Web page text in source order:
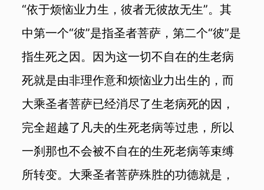
“依于烦恼业力生，彼者无彼故无生”。其
中第一个“彼”是指圣者菩萨，第二个“彼”是
指生死之因。因为这一切不自在的生老病
死就是由非理作意和烦恼业力出生的，而
大乘圣者菩萨已经消尽了生老病死的因，
完全超越了凡夫的生死老病等过患，所以
一刹那也不会被不自在的生死老病等束缚
所转变。大乘圣者菩萨殊胜的功德就是，